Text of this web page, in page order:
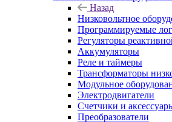
Назад
Низковольтное
Программируемые
Регуляторы
Аккумуляторы
Реле и таймеры
Трансформаторы
Модульное
Электродвигатели
Счетчики и
Преобразователи